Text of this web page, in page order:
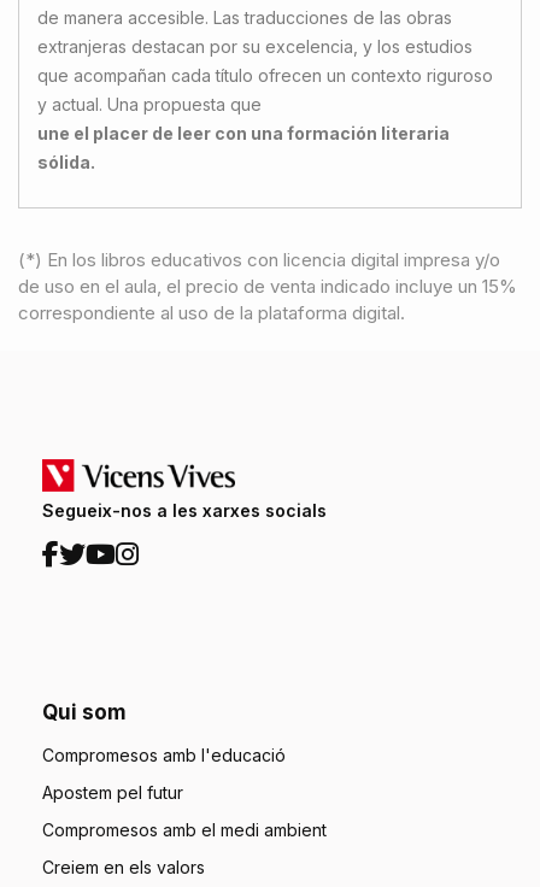
de manera accesible. Las traducciones de las obras
extranjeras destacan por su excelencia, y los estudios
que acompañan cada título ofrecen un contexto riguroso
y actual. Una propuesta que
une el placer de leer con una formación literaria
sólida.
(*) En los libros educativos con licencia digital impresa y/o
de uso en el aula, el precio de venta indicado incluye un 15%
correspondiente al uso de la plataforma digital.
Segueix-nos a les xarxes socials
Qui som
Compromesos amb l'educació
Apostem pel futur
Compromesos amb el medi ambient
Creiem en els valors